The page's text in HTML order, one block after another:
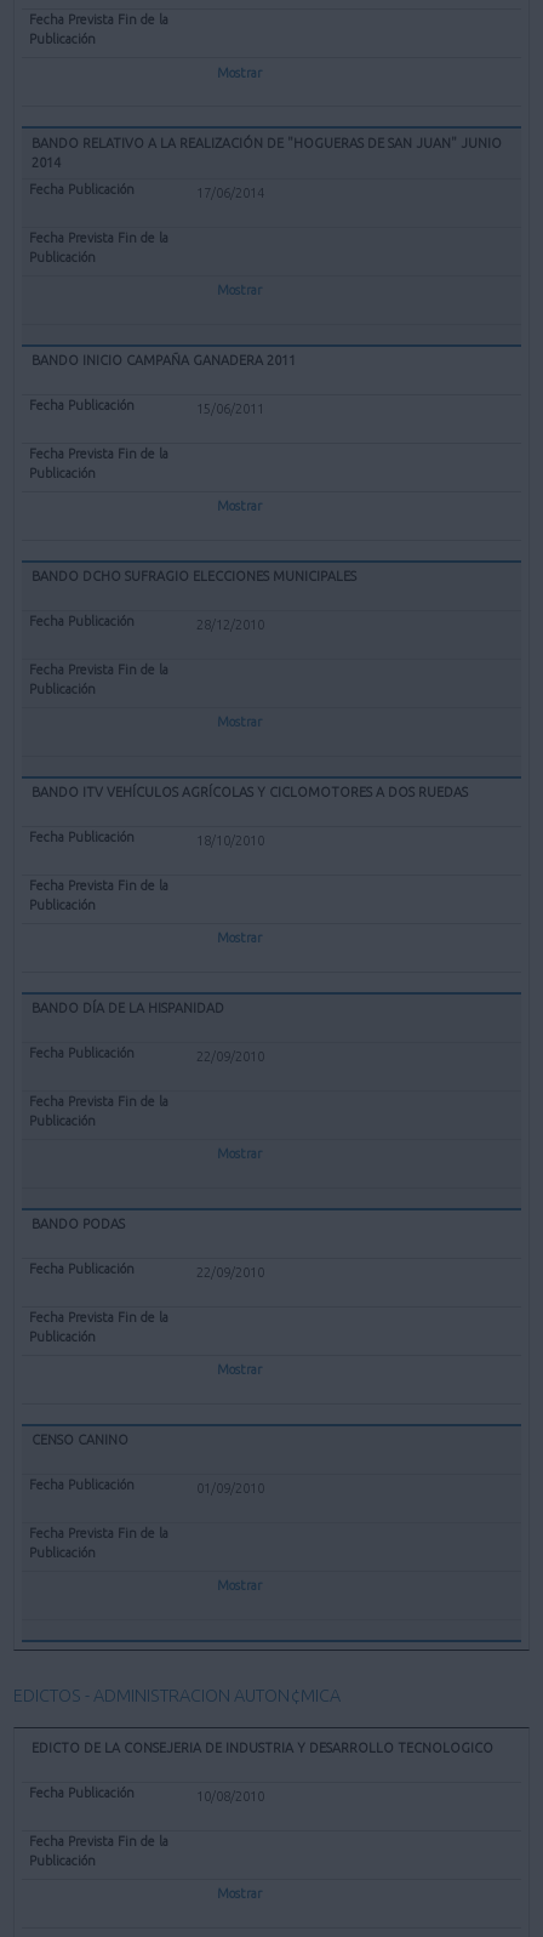
Mostrar
BANDO RELATIVO A LA REALIZACIÓN DE "HOGUERAS DE SAN JUAN" JUNIO
2014
17/06/2014
Mostrar
BANDO INICIO CAMPAÑA GANADERA 2011
15/06/2011
Mostrar
BANDO DCHO SUFRAGIO ELECCIONES MUNICIPALES
28/12/2010
Mostrar
BANDO ITV VEHÍCULOS AGRÍCOLAS Y CICLOMOTORES A DOS RUEDAS
18/10/2010
Mostrar
BANDO DÍA DE LA HISPANIDAD
22/09/2010
Mostrar
BANDO PODAS
22/09/2010
Mostrar
CENSO CANINO
01/09/2010
Mostrar
EDICTOS - ADMINISTRACION AUTON¢MICA
EDICTO DE LA CONSEJERIA DE INDUSTRIA Y DESARROLLO TECNOLOGICO
10/08/2010
Mostrar